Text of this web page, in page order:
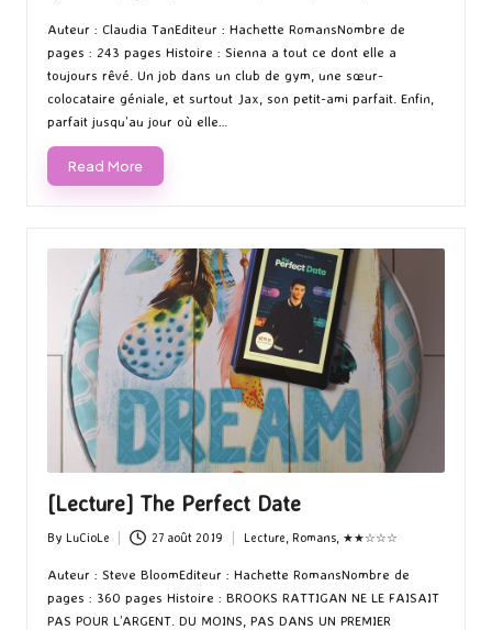
by
in
Auteur : Claudia TanEditeur : Hachette RomansNombre de
pages : 243 pages Histoire : Sienna a tout ce dont elle a
toujours rêvé. Un job dans un club de gym, une sœur-
colocataire géniale, et surtout Jax, son petit-ami parfait. Enfin,
parfait jusqu’au jour où elle…
Read More
[Lecture] The Perfect Date
Posted
by
By LuCioLe 27 août 2019
in
Lecture, Romans, ★★☆☆☆
Auteur : Steve BloomEditeur : Hachette RomansNombre de
pages : 360 pages Histoire : BROOKS RATTIGAN NE LE FAISAIT
PAS POUR L’ARGENT. DU MOINS, PAS DANS UN PREMIER